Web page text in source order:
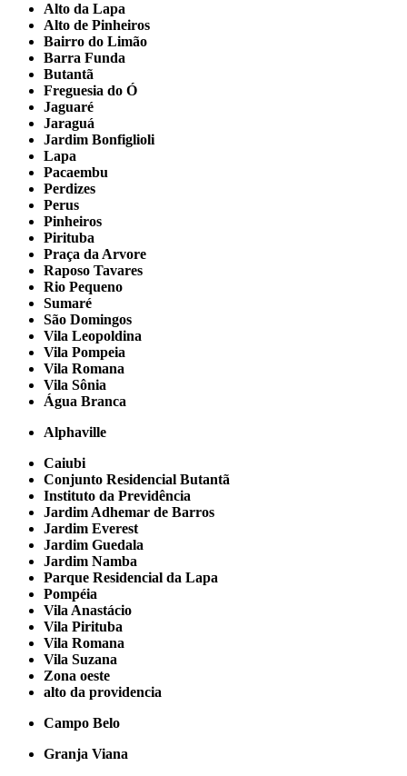
Alto da Lapa
Alto de Pinheiros
Bairro do Limão
Barra Funda
Butantã
Freguesia do Ó
Jaguaré
Jaraguá
Jardim Bonfiglioli
Lapa
Pacaembu
Perdizes
Perus
Pinheiros
Pirituba
Praça da Arvore
Raposo Tavares
Rio Pequeno
Sumaré
São Domingos
Vila Leopoldina
Vila Pompeia
Vila Romana
Vila Sônia
Água Branca
Alphaville
Caiubi
Conjunto Residencial Butantã
Instituto da Previdência
Jardim Adhemar de Barros
Jardim Everest
Jardim Guedala
Jardim Namba
Parque Residencial da Lapa
Pompéia
Vila Anastácio
Vila Pirituba
Vila Romana
Vila Suzana
Zona oeste
alto da providencia
Campo Belo
Granja Viana